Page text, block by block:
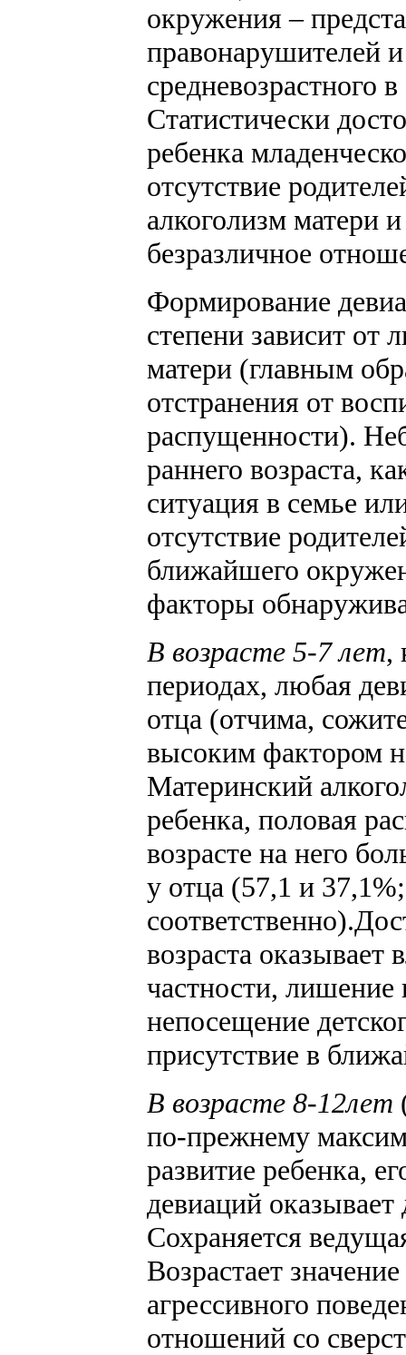
окружения –
правонарушителей
средневозрастного
Статистически
ребенка
отсутствие
алкоголизм матери
безразличное
Формирование
степени зависит от
матери (главным
отстранения от
распущенности).
раннего возраста,
ситуация в семье
отсутствие
ближайшего
факторы
В возрасте 5-7 лет,
периодах, любая
отца (отчима,
высоким фактором
Материнский
ребенка, половая
возрасте на него
у отца (57,1 и
возраста оказывает
частности, лишение
непосещение
присутствие в
В возрасте 8-12лет
по-прежнему
развитие ребенка,
девиаций
Сохраняется
Возрастает
агрессивного
отношений со